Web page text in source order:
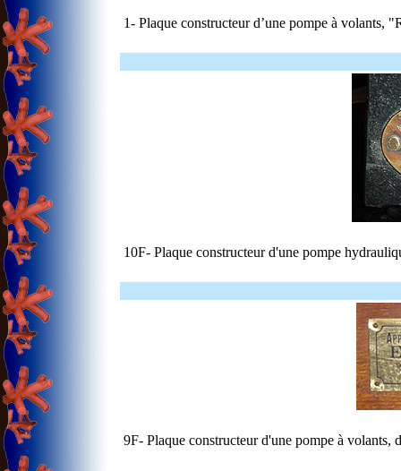
1- Plaque constructeur d’une pompe à volants,
10F- Plaque constructeur d'une pompe
9F- Plaque constructeur d'une pompe à